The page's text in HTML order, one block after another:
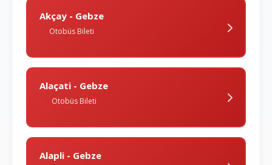
Akçay - Gebze
Otobüs Bileti
Alaçati - Gebze
Otobüs Bileti
Alapli - Gebze